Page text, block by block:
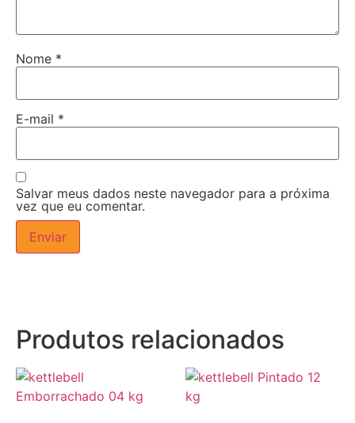
Produtos relacionados
Nome *
E-mail *
Salvar meus dados neste navegador para a próxima
vez que eu comentar.